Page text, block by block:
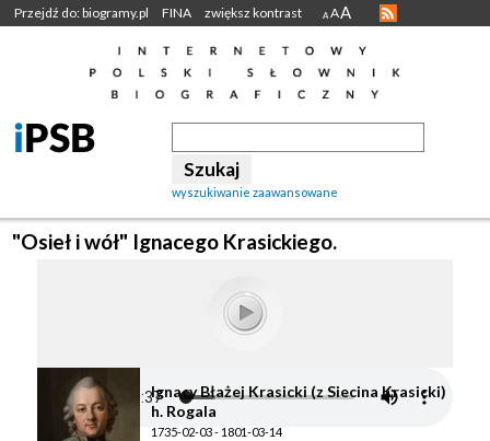
Przejdź do: biogramy.pl FINA zwiększ kontrast A AA
wyszukiwanie zaawansowane
"Osieł i wół" Ignacego Krasickiego.
Ignacy Błażej Krasicki (z Siecina Krasicki)
h. Rogala
1735-02-03 - 1801-03-14